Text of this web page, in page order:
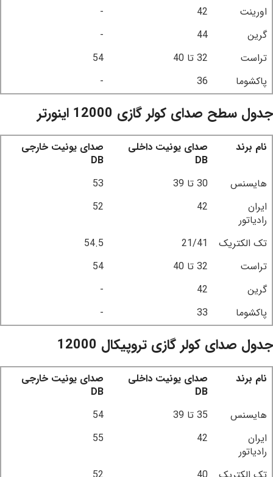
اورینت
42
-
گرین
44
-
تراست
32 تا 40
54
پاکشوما
36
-
جدول سطح صدای کولر گازی 12000 اینورتر
نام برند
صدای یونیت داخلی
DB
صدای یونیت خارجی
DB
هایسنس
30 تا 39
53
ایران
رادیاتور
42
52
تک الکتریک 21/41
54.5
تراست
32 تا 40
54
گرین
42
-
پاکشوما
33
-
جدول صدای کولر گازی تروپیکال 12000
نام برند
صدای یونیت داخلی
DB
صدای یونیت خارجی
DB
هایسنس
35 تا 39
54
ایران
رادیاتور
42
55